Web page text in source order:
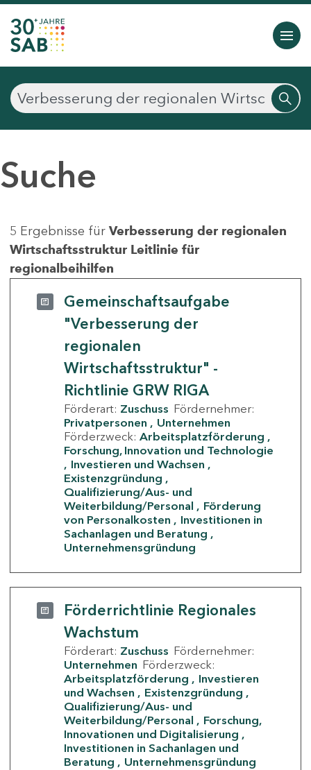
Suche
5 Ergebnisse für Verbesserung der regionalen
Wirtschaftsstruktur Leitlinie für
regionalbeihilfen
Gemeinschaftsaufgabe
"Verbesserung der
regionalen
Wirtschaftsstruktur" -
Richtlinie GRW RIGA
Förderart: Zuschuss Fördernehmer:
Privatpersonen
Unternehmen
Förderzweck: Arbeitsplatzförderung
Forschung, Innovation und Technologie
Investieren und Wachsen
Existenzgründung
Qualifizierung/Aus- und
Weiterbildung/Personal
Förderung
von Personalkosten
Investitionen in
Sachanlagen und Beratung
Unternehmensgründung
Förderrichtlinie Regionales
Wachstum
Förderart: Zuschuss Fördernehmer:
Unternehmen Förderzweck:
Arbeitsplatzförderung
Investieren
und Wachsen
Existenzgründung
Qualifizierung/Aus- und
Weiterbildung/Personal
Forschung,
Innovationen und Digitalisierung
Investitionen in Sachanlagen und
Beratung
Unternehmensgründung